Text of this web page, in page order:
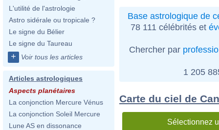
L'utilité de l'astrologie
Astro sidérale ou tropicale ?
Le signe du Bélier
Le signe du Taureau
+ Voir tous les articles
Articles astrologiques
Aspects planétaires
La conjonction Mercure Vénus
La conjonction Soleil Mercure
Lune AS en dissonance
Base astrologique de
78 111 célébrités et
Chercher par
1 205
Carte du ciel de
Sélectionnez